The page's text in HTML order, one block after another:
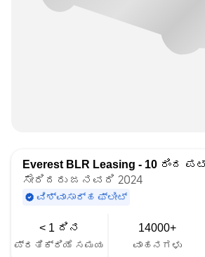
Everest BLR Leasing - 10 ರಿಂದ
ಸೇರಿದರು ಜನವರಿ 2024
ವಿಶ್ವಾಸಾರ್ಹ ಫ್ಲೀಟ್
< 1 ದಿನ
ಪ್ರತಿಕ್ರಿಯೆ ಸಮಯ
14000+
ವಾಹನಗಳು